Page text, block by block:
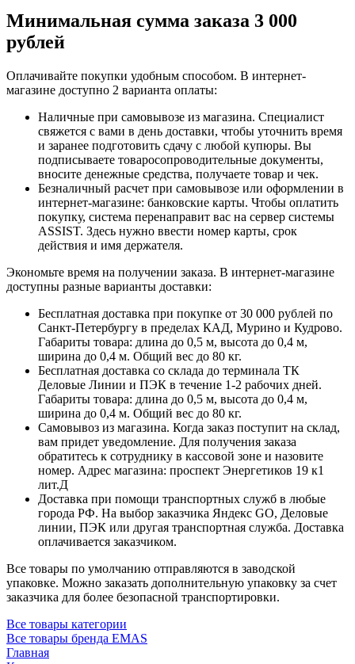
Минимальная сумма заказа 3 000
рублей
Оплачивайте покупки удобным способом. В интернет-
магазине доступно 2 варианта оплаты:
Наличные при самовывозе из магазина. Специалист
свяжется с вами в день доставки, чтобы уточнить время
и заранее подготовить сдачу с любой купюры. Вы
подписываете товаросопроводительные документы,
вносите денежные средства, получаете товар и чек.
Безналичный расчет при самовывозе или оформлении в
интернет-магазине: банковские карты. Чтобы оплатить
покупку, система перенаправит вас на сервер системы
ASSIST. Здесь нужно ввести номер карты, срок
действия и имя держателя.
Экономьте время на получении заказа. В интернет-магазине
доступны разные варианты доставки:
Бесплатная доставка при покупке от 30 000 рублей по
Санкт-Петербургу в пределах КАД, Мурино и Кудрово.
Габариты товара: длина до 0,5 м, высота до 0,4 м,
ширина до 0,4 м. Общий вес до 80 кг.
Бесплатная доставка со склада до терминала ТК
Деловые Линии и ПЭК в течение 1-2 рабочих дней.
Габариты товара: длина до 0,5 м, высота до 0,4 м,
ширина до 0,4 м. Общий вес до 80 кг.
Самовывоз из магазина. Когда заказ поступит на склад,
вам придет уведомление. Для получения заказа
обратитесь к сотруднику в кассовой зоне и назовите
номер. Адрес магазина: проспект Энергетиков 19 к1
лит.Д
Доставка при помощи транспортных служб в любые
города РФ. На выбор заказчика Яндекс GO, Деловые
линии, ПЭК или другая транспортная служба. Доставка
оплачивается заказчиком.
Все товары по умолчанию отправляются в заводской
упаковке. Можно заказать дополнительную упаковку за счет
заказчика для более безопасной транспортировки.
Все товары категории
Все товары бренда EMAS
Главная